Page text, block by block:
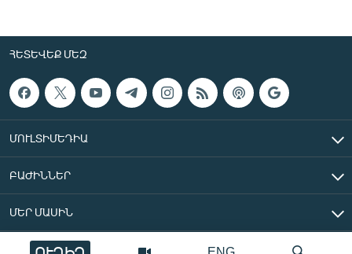
ՀԵՏԵՎԵՔ ՄԵԶ
ՄՈՒԼՏԻՄԵԴԻԱ
ԲԱԺԻՆՆԵՐ
ՄԵՐ ՄԱՍԻՆ
«Ազատ Եվրոպա/Ազատություն» ռադիոկայան © 2026